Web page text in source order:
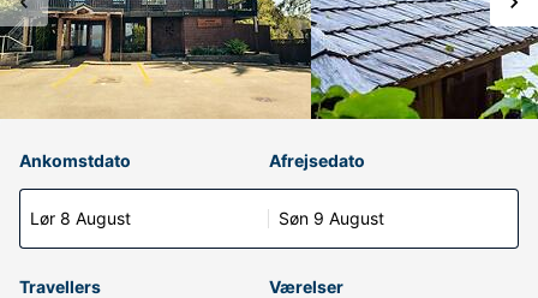
Ankomstdato
Lør 8 August
Afrejsedato
Søn 9 August
Travellers Værelser